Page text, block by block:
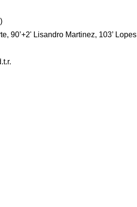
90’+2' Lisandro Martinez, 103’ Lopes